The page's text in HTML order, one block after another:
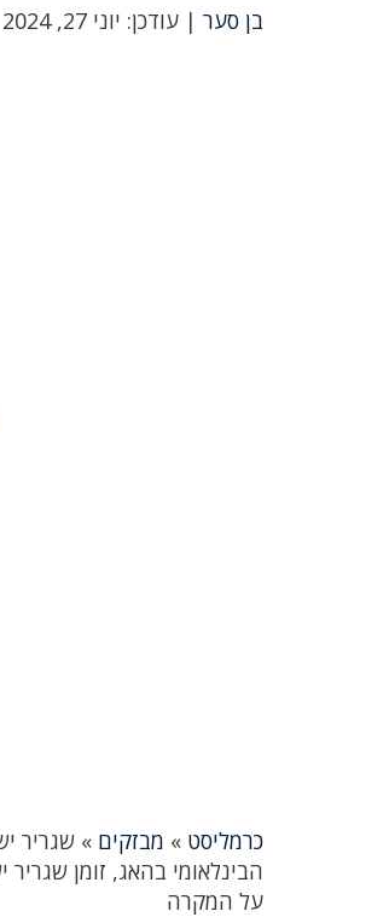
בן סער | עודכן: יוני 27, 2024
כרמליסט » מבזקים »שגריר
הבינלאומי בהאג, זומן
על המקרה